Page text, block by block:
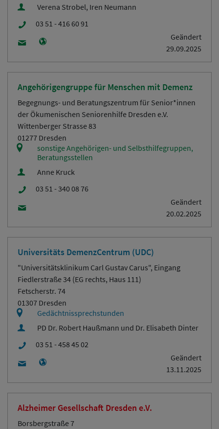
Verena Strobel, Iren Neumann
03 51 - 416 60 91
Geändert
29.09.2025
Angehörigengruppe für Menschen mit Demenz
Begegnungs- und Beratungszentrum für Senior*innen
der Ökumenischen Seniorenhilfe Dresden e.V.
Wittenberger Strasse 83
01277 Dresden
sonstige Angehörigen- und Selbsthilfegruppen,
Beratungsstellen
Anne Kruck
03 51 - 340 08 76
Geändert
20.02.2025
Universitäts DemenzCentrum (UDC)
"Universitätsklinikum Carl Gustav Carus", Eingang
Fiedlerstraße 34 (EG rechts, Haus 111)
Fetscherstr. 74
01307 Dresden
Gedächtnissprechstunden
PD Dr. Robert Haußmann und Dr. Elisabeth Dinter
03 51 - 458 45 02
Geändert
13.11.2025
Alzheimer Gesellschaft Dresden e.V.
Borsbergstraße 7